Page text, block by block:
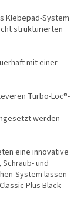
Klebepad-System
strukturierten
mit einer
Turbo-Loc®-
werden
eine innovative
und
System lassen
Plus Black